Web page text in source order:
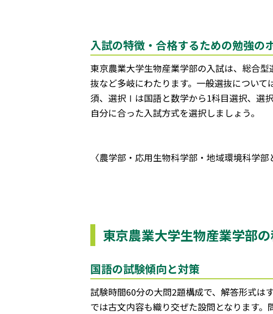
入試の特徴・合格するための勉強の
東京農業大学生物産業学部の入試は、総合
抜など多岐にわたります。一般選抜につい
須、選択Ⅰは国語と数学から1科目選択、選
自分に合った入試方式を選択しましょう。
〈農学部・応用生物科学部・地域環境科学部
東京農業大学生物産業学部
国語の試験傾向と対策
試験時間60分の大問2題構成で、解答形式は
では古文内容も織り交ぜた設問となります